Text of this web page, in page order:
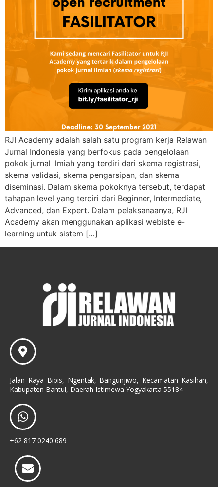
RJI Academy adalah salah satu program kerja Relawan
Jurnal Indonesia yang berfokus pada pengelolaan
pokok jurnal ilmiah yang terdiri dari skema registrasi,
skema validasi, skema pengarsipan, dan skema
diseminasi. Dalam skema pokoknya tersebut, terdapat
tahapan level yang terdiri dari Beginner, Intermediate,
Advanced, dan Expert. Dalam pelaksanaanya, RJI
Academy akan menggunakan aplikasi webiste e-
learning untuk sistem […]
Jalan Raya Bibis, Ngentak, Bangunjiwo, Kecamatan Kasihan,
Kabupaten Bantul, Daerah Istimewa Yogyakarta 55184
+62 817 0240 689